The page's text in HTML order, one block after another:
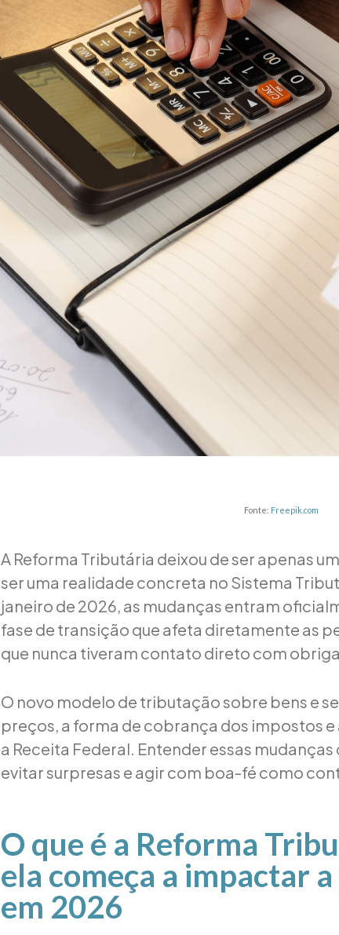
Fonte: Freepik.com
A Reforma Tributária deixou de ser apenas
ser uma realidade concreta no Sistema
janeiro de 2026, as mudanças entram
fase de transição que afeta diretamente as
que nunca tiveram contato direto com
O novo modelo de tributação sobre bens e
preços, a forma de cobrança dos impostos
a Receita Federal. Entender essas
evitar surpresas e agir com boa-fé como
O que é a Reforma
ela começa a impactar
em 2026